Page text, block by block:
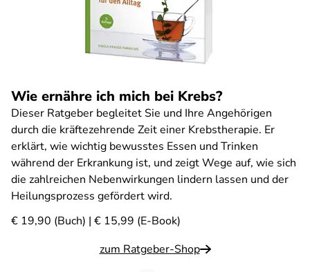
Wie ernähre ich mich bei Krebs?
Dieser Ratgeber begleitet Sie und Ihre Angehörigen
durch die kräftezehrende Zeit einer Krebstherapie. Er
erklärt, wie wichtig bewusstes Essen und Trinken
während der Erkrankung ist, und zeigt Wege auf, wie sich
die zahlreichen Nebenwirkungen lindern lassen und der
Heilungsprozess gefördert wird.
€ 19,90 (Buch) | € 15,99 (E-Book)
zum Ratgeber-Shop